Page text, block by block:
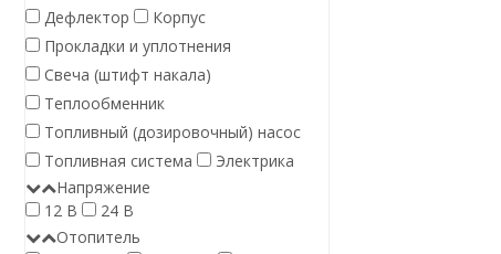
Дефлектор
Корпус
Прокладки и уплотнения
Свеча (штифт накала)
Теплообменник
Топливный (дозировочный) насос
Топливная система
Электрика
Напряжение
12 В
24 В
Отопитель